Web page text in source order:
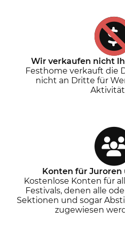
Wir verkaufen nicht
Festhome verkauft die
nicht an Dritte für
Konten für
Kostenlose Konten für
Festivals, denen alle
Sektionen und sogar
zugewiesen